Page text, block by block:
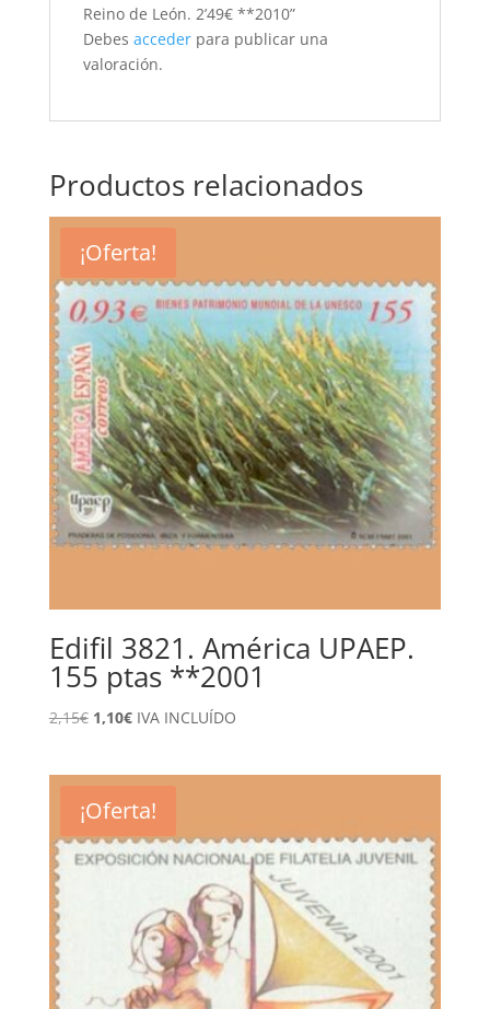
Reino de León. 2’49€ **2010”
Debes accederpara publicar una
valoración.
Productos relacionados
¡Oferta!
Edifil 3821. América UPAEP.
155 ptas **2001
2,15€ El
2,15€.
1,10€El
1,10€.
IVA INCLUÍDO
¡Oferta!